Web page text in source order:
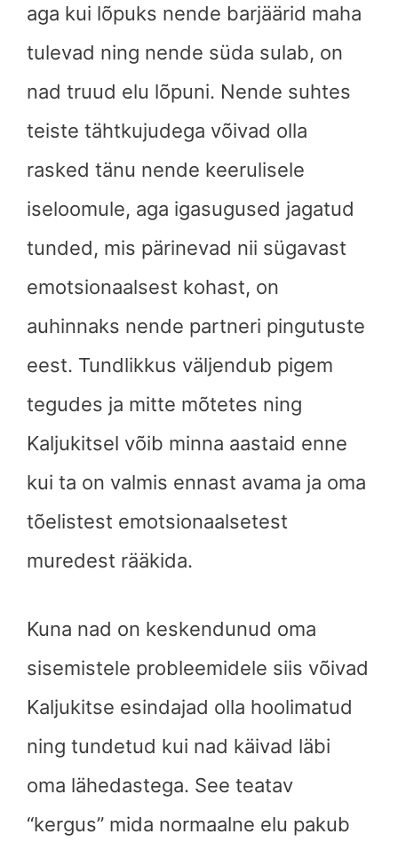
aga kui lõpuks nende barjäärid maha
tulevad ning nende süda sulab, on
nad truud elu lõpuni. Nende suhtes
teiste tähtkujudega võivad olla
rasked tänu nende keerulisele
iseloomule, aga igasugused jagatud
tunded, mis pärinevad nii sügavast
emotsionaalsest kohast, on
auhinnaks nende partneri pingutuste
eest. Tundlikkus väljendub pigem
tegudes ja mitte mõtetes ning
Kaljukitsel võib minna aastaid enne
kui ta on valmis ennast avama ja oma
tõelistest emotsionaalsetest
muredest rääkida.
Kuna nad on keskendunud oma
sisemistele probleemidele siis võivad
Kaljukitse esindajad olla hoolimatud
ning tundetud kui nad käivad läbi
oma lähedastega. See teatav
“kergus” mida normaalne elu pakub